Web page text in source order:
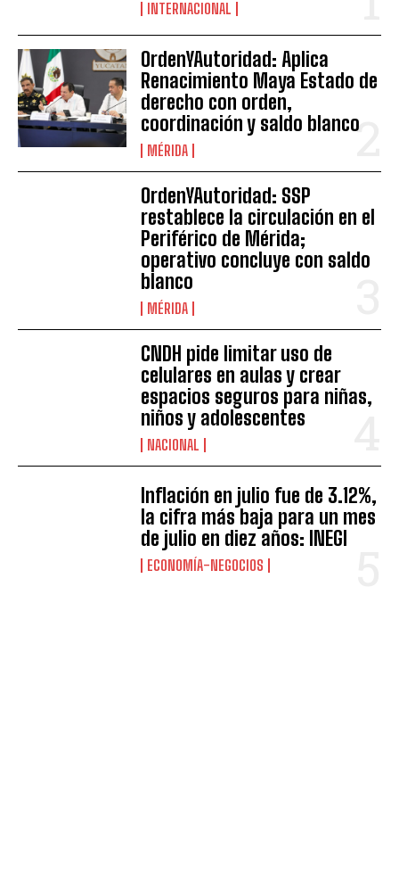
INTERNACIONAL
OrdenYAutoridad: Aplica
Renacimiento Maya Estado de
derecho con orden,
coordinación y saldo blanco
MÉRIDA
OrdenYAutoridad: SSP
restablece la circulación en el
Periférico de Mérida;
operativo concluye con saldo
blanco
MÉRIDA
CNDH pide limitar uso de
celulares en aulas y crear
espacios seguros para niñas,
niños y adolescentes
NACIONAL
Inflación en julio fue de 3.12%,
la cifra más baja para un mes
de julio en diez años: INEGI
ECONOMÍA-NEGOCIOS